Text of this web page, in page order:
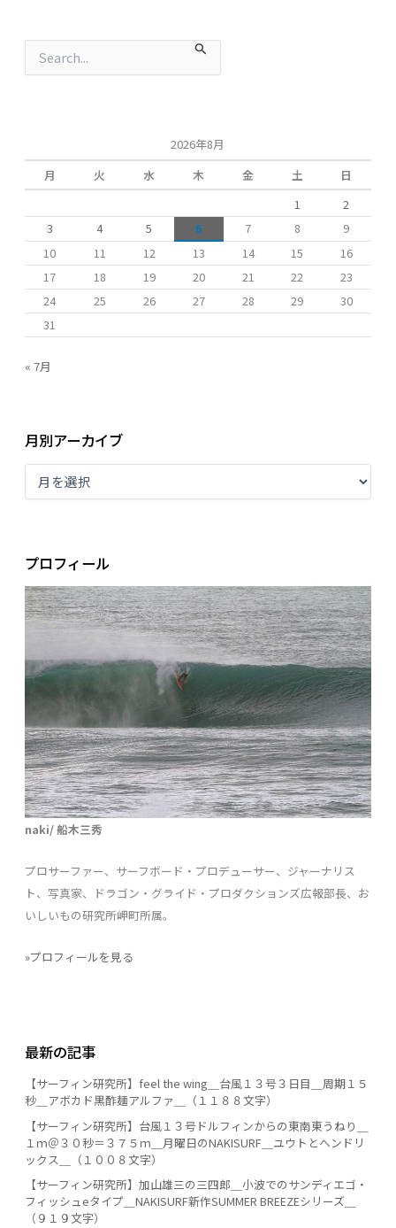
2026年8月
月
火 水 木 金 土
日
1
2
3
4 5 6 7 8
9
10
11 12 13 14 15
16
17
18 19 20 21 22
23
24
25 26 27 28 29
30
31
« 7月
月別アーカイブ
プロフィール
naki/ 船木三秀
プロサーファー、サーフボード・プロデューサー、ジャーナリス
ト、写真家、ドラゴン・グライド・プロダクションズ広報部長、お
いしいもの研究所岬町所属。
»プロフィールを見る
最新の記事
【サーフィン研究所】feel the wing＿台風１３号３日目＿周期１５
秒＿アボカド黒酢麺アルファ＿（１１８８文字）
【サーフィン研究所】台風１３号ドルフィンからの東南東うねり＿
１ｍ＠３０秒＝３７５ｍ＿月曜日のNAKISURF＿ユウトとヘンドリ
ックス＿（１００８文字）
【サーフィン研究所】加山雄三の三四郎＿小波でのサンディエゴ・
フィッシュeタイプ＿NAKISURF新作SUMMER BREEZEシリーズ＿
（９１９文字）